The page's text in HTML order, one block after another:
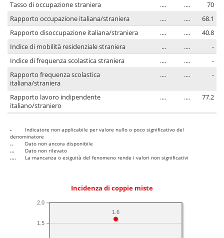
Tasso di occupazione straniera
.... ....
70
Rapporto occupazione italiana/straniera
.... ....
68.1
Rapporto disoccupazione italiana/straniera
.... ....
40.8
Indice di mobilità residenziale straniera
... ....
-
Indice di frequenza scolastica straniera
.... ....
-
Rapporto frequenza scolastica
italiana/straniera
.... .... -
Rapporto lavoro indipendente
italiano/straniero
.... .... 77.2
-
Indicatore non applicabile per valore nullo o poco significativo del
denominatore
..
Dato non ancora disponibile
...
Dato non rilevato
....
La mancanza o esiguità del fenomeno rende i valori non significativi
Incidenza di coppie miste
1.5
2.0
1.6